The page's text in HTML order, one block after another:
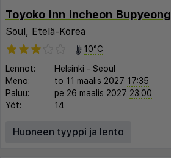
Toyoko Inn Incheon Bupyeong
Soul, Etelä-Korea
10°C
Lennot:
Helsinki - Seoul
Meno:
to 11 maalis 2027 17:35
Paluu:
pe 26 maalis 2027 23:00
Yöt:
14
Huoneen tyyppi ja lento